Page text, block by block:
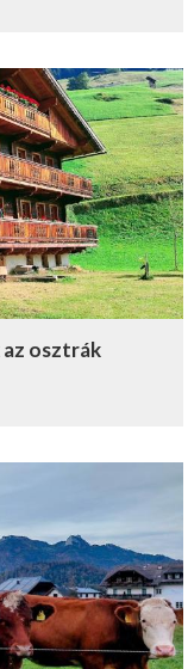
az osztrák